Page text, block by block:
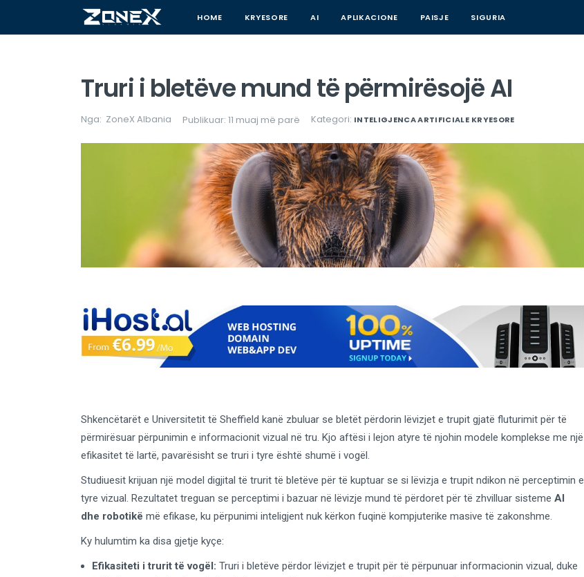
HOME KRYESORE AI APLIKACIONE PAISJE SIGURIA
Truri i bletëve mund të përmirësojë AI
Nga: ZoneX Albania Publikuar: 11 muaj më parë Kategori: INTELIGJENCA ARTIFICIALE KRYESORE
Shkencëtarët e Universitetit të Sheffield kanë zbuluar se bletët përdorin lëvizjet e trupit gjatë fluturimit për të
përmirësuar përpunimin e informacionit vizual në tru. Kjo aftësi i lejon atyre të njohin modele komplekse me një
efikasitet të lartë, pavarësisht se truri i tyre është shumë i vogël.
Studiuesit krijuan një model digjital të trurit të bletëve për të kuptuar se si lëvizja e trupit ndikon në perceptimin e
tyre vizual. Rezultatet treguan se perceptimi i bazuar në lëvizje mund të përdoret për të zhvilluar sisteme AI
dhe robotikë më efikase, ku përpunimi inteligjent nuk kërkon fuqinë kompjuterike masive të zakonshme.
Ky hulumtim ka disa gjetje kyçe:
Efikasiteti i trurit të vogël: Truri i bletëve përdor lëvizjet e trupit për të përpunuar informacionin vizual, duke